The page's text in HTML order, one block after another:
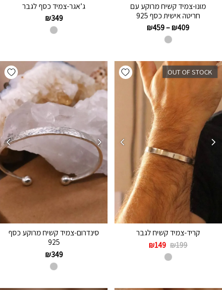
מונו-צמיד קשיח מרוקע עם
חריטה אישית כסף 925
₪409
–
₪459
ג’אגר-צמיד כסף לגבר
₪349
Add wishlist OUT OF STOCK
קריד-צמיד קשיח לגבר
₪199
₪149
סינדרום-צמיד קשיח מרוקע כסף
925
₪349